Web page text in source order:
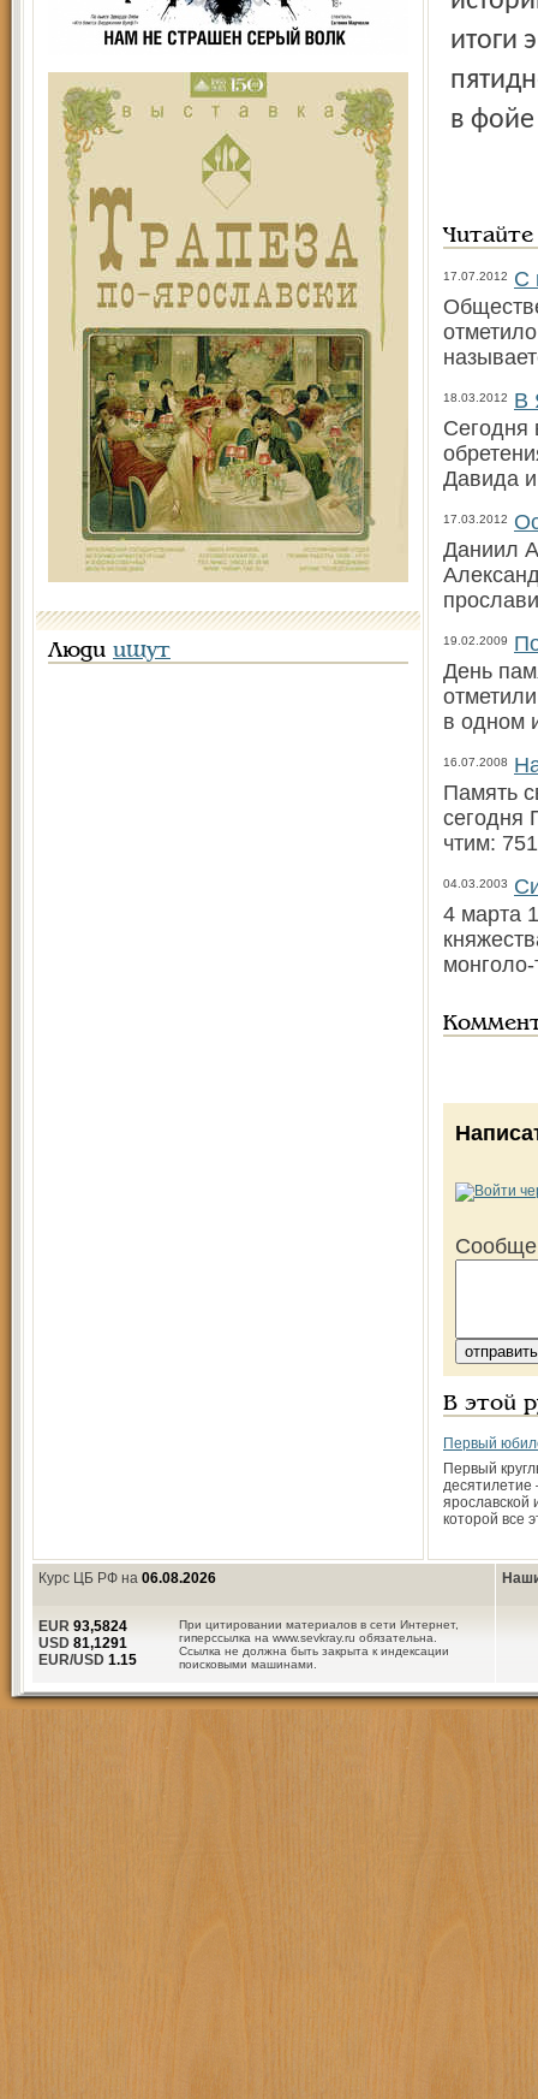
Люди ищут
итоги
в фойе
17.07.2012
С
18.03.2012
В
Сегодня
Давида и
17.03.2012
Даниил
19.02.2009
День
в одном
16.07.2008
Память
сегодня
чтим:
04.03.2003
4 марта
монголо-
В этой
Первый
Первый
десятилетие
ярославской
которой все
Курс ЦБ РФ на 06.08.2026
При цитировании материалов в сети Интернет,
гиперссылка на www.sevkray.ru обязательна.
Ссылка не должна быть закрыта к индексации
поисковыми машинами.
EUR 93,5824
USD 81,1291
EUR/USD 1.15